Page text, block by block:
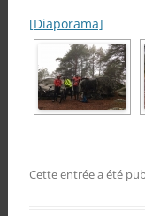
[Diaporama]
Cette entrée a été